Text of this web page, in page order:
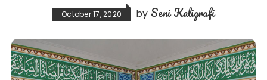
October 17, 2020 by Seni Kaligrafi